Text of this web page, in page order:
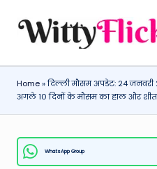
W
it
ty
Fl
ic
k:
WittyFlick:
Tech
News
Around
Home»दिल्ली मौसम अपडेट: 24 जनवरी
अगले 10 दिनों के मौसम का हाल और
WhatsApp Group